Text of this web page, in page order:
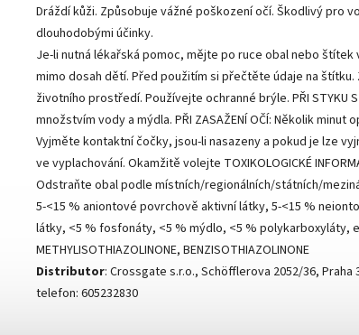
Dráždí kůži. Způsobuje vážné poškození očí. Škodlivý pro
dlouhodobými účinky.
Je-li nutná lékařská pomoc, mějte po ruce obal nebo štítek
mimo dosah dětí. Před použitím si přečtěte údaje na štítku.
životního prostředí. Používejte ochranné brýle. PŘI STYKU
množstvím vody a mýdla. PŘI ZASAŽENÍ OČÍ: Několik minut
Vyjměte kontaktní čočky, jsou-li nasazeny a pokud je lze
ve vyplachování. Okamžitě volejte TOXIKOLOGICKÉ
Odstraňte obal podle místních/regionálních/státních/
5-<15 % aniontové povrchově aktivní látky, 5-<15 %
látky, <5 % fosfonáty, <5 % mýdlo, <5 % polykarboxyláty,
METHYLISOTHIAZOLINONE, BENZISOTHIAZOLINONE
Distributor: Crossgate s.r.o., Schöfflerova 2052/36, Praha
telefon: 605232830